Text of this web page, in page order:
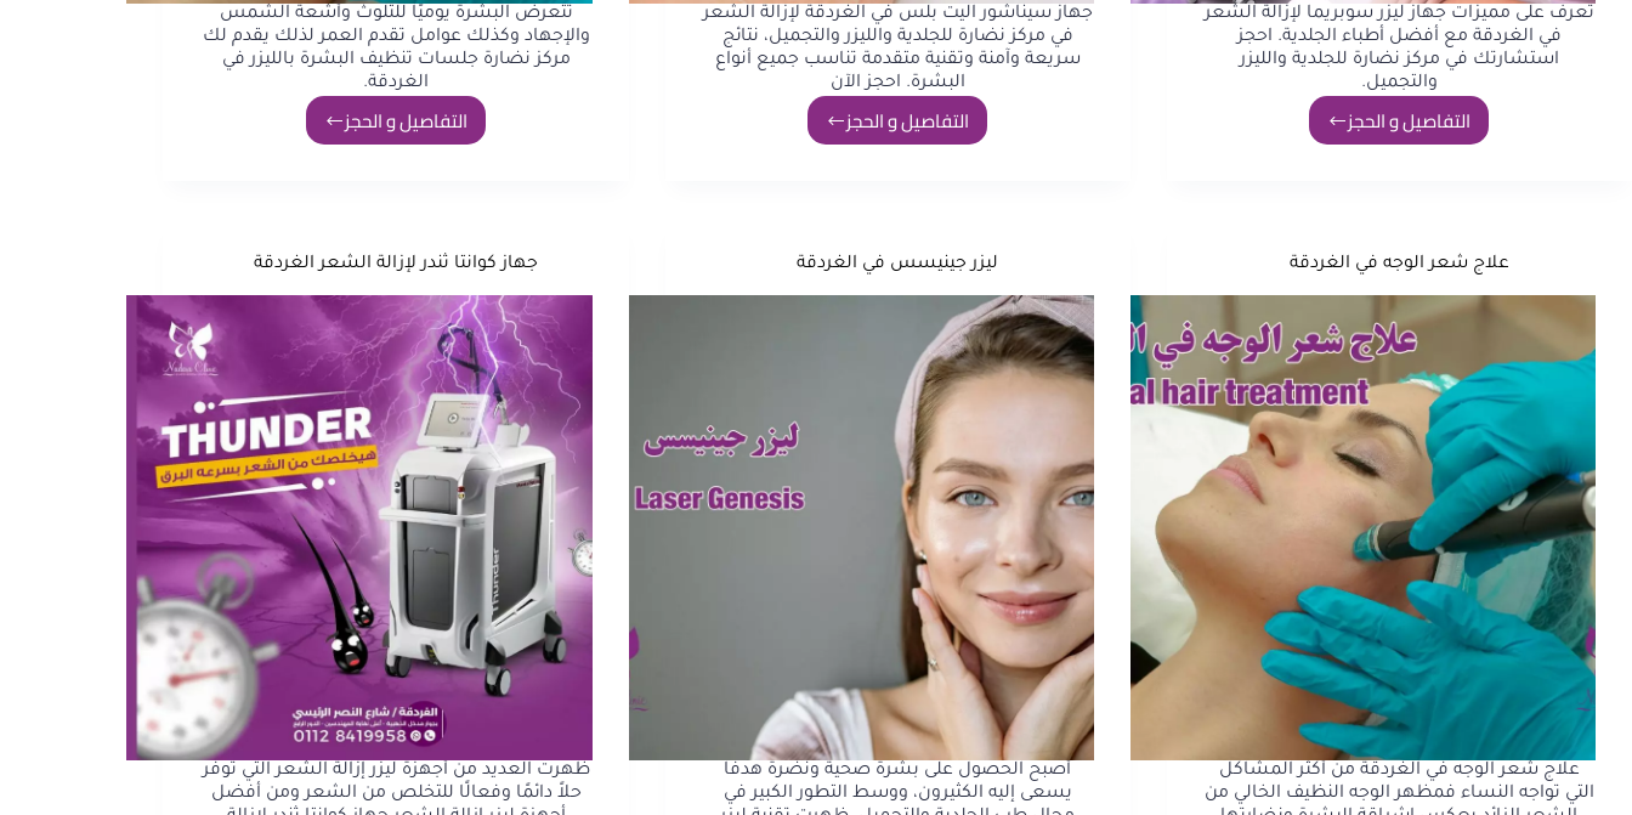
تعرف على مميزات جهاز ليزر سوبريما لإزالة الشعر
في الغردقة مع أفضل أطباء الجلدية. احجز
استشارتك في مركز نضارة للجلدية والليزر
والتجميل.
التفاصيل و الحجز
جهاز سيناشور اليت بلس في الغردقة لإزالة الشعر
في مركز نضارة للجلدية والليزر والتجميل، نتائج
سريعة وآمنة وتقنية متقدمة تناسب جميع أنواع
البشرة. احجز الآن
التفاصيل و الحجز
تتعرض البشرة يوميًا للتلوث وأشعة الشمس
والإجهاد وكذلك عوامل تقدم العمر لذلك يقدم لك
مركز نضارة جلسات تنظيف البشرة بالليزر في
الغردقة.
التفاصيل و الحجز
علاج شعر الوجه في الغردقة
علاج شعر الوجه في الغردقة من أكثر المشاكل
التي تواجه النساء فمظهر الوجه النظيف الخالي من
ليزر جينيسس في الغردقة
أصبح الحصول على بشرة صحية ونضرة هدفًا
يسعى إليه الكثيرون، ووسط التطور الكبير في
جهاز كوانتا ثندر لإزالة الشعر الغردقة
ظهرت العديد من أجهزة ليزر إزالة الشعر التي توفر
حلاً دائمًا وفعالًا للتخلص من الشعر ومن أفضل